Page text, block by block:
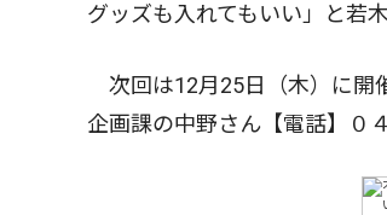
グッズも入れてもいい」と若木
次回は12月25日（木）に開
企画課の中野さん【電話】０